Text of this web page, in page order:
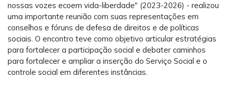
nossas vozes ecoem vida-liberdade" (2023-2026) - realizou
uma importante reunião com suas representações em
conselhos e fóruns de defesa de direitos e de políticas
sociais. O encontro teve como objetivo articular estratégias
para fortalecer a participação social e debater caminhos
para fortalecer e ampliar a inserção do Serviço Social e o
controle social em diferentes instâncias.